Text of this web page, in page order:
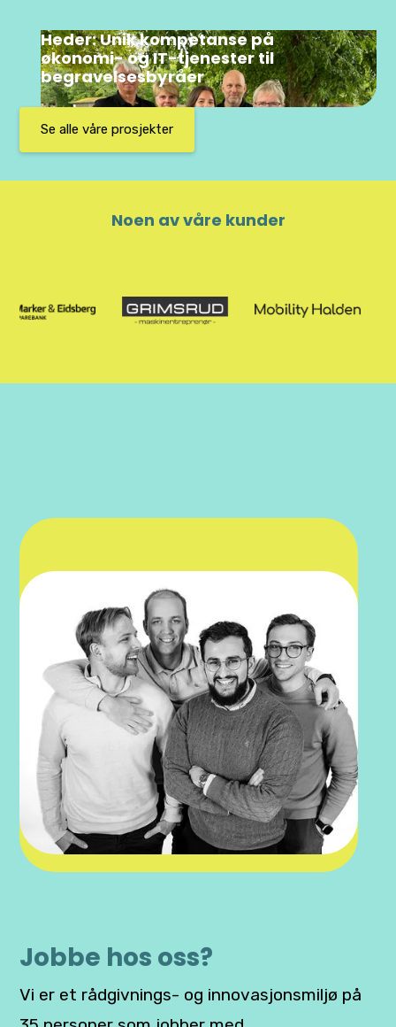
Heder: Unik kompetanse på
økonomi- og IT-tjenester til
begravelsesbyråer
Se alle våre prosjekter
Noen av våre kunder
Jobbe hos oss?
Vi er et rådgivnings- og innovasjonsmiljø på